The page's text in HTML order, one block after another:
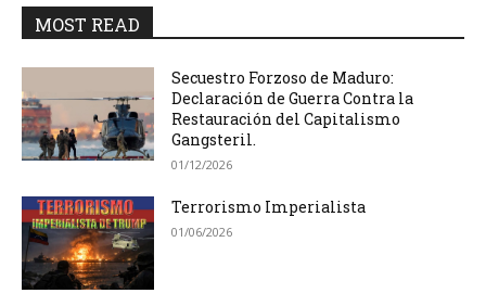
MOST READ
Secuestro Forzoso de Maduro:
Declaración de Guerra Contra la
Restauración del Capitalismo
Gangsteril.
01/12/2026
Terrorismo Imperialista
01/06/2026